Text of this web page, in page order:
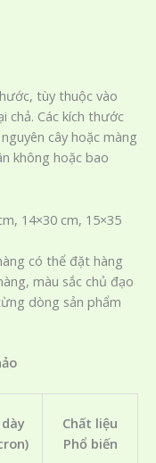
tùy thuộc vào
chả. Các kích thước
cây hoặc màng
không hoặc bao
14×30 cm, 15×35
có thể đặt hàng
màu sắc chủ đạo
dòng sản phẩm
Chất liệu
Phổ biến